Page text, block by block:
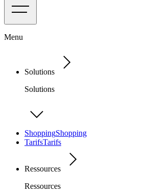
Menu
Solutions
Solutions
ShoppingShopping
TarifsTarifs
Ressources
Ressources